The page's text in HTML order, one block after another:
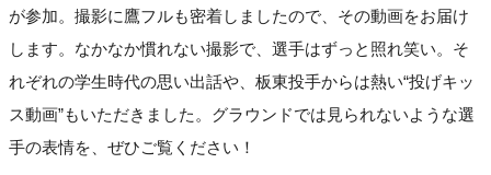
が参加。撮影に鷹フルも密着しましたので、その動画をお届け
します。なかなか慣れない撮影で、選手はずっと照れ笑い。そ
れぞれの学生時代の思い出話や、板東投手からは熱い“投げキッ
ス動画”もいただきました。グラウンドでは見られないような選
手の表情を、ぜひご覧ください！